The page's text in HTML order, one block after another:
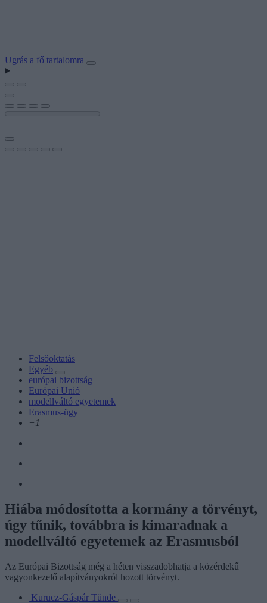
Ugrás a fő tartalomra
Felsőoktatás
Egyéb
európai bizottság
Európai Unió
modellváltó egyetemek
Erasmus-ügy
+1
Hiába módosította a kormány a törvényt,
úgy tűnik, továbbra is kimaradnak a
modellváltó egyetemek az Erasmusból
Az Európai Bizottság még a héten visszadobhatja a közérdekű
vagyonkezelő alapítványokról hozott törvényt.
Kurucz-Gáspár Tünde